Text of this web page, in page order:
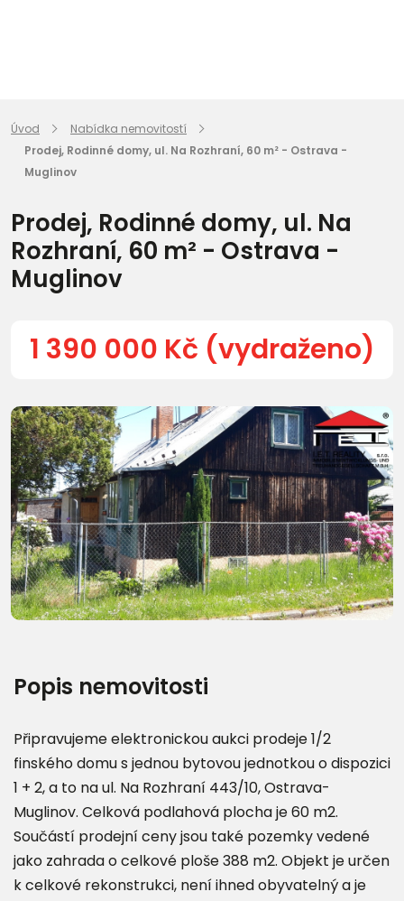
Úvod
Nabídka nemovitostí
Prodej, Rodinné domy, ul. Na Rozhraní, 60 m² - Ostrava -
Muglinov
Prodej, Rodinné domy, ul. Na
Rozhraní, 60 m² - Ostrava -
Muglinov
1 390 000 Kč (vydraženo)
Další fotografie (8)
Popis nemovitosti
Připravujeme elektronickou aukci prodeje 1/2
finského domu s jednou bytovou jednotkou o dispozici
1 + 2, a to na ul. Na Rozhraní 443/10, Ostrava-
Muglinov. Celková podlahová plocha je 60 m2.
Součástí prodejní ceny jsou také pozemky vedené
jako zahrada o celkové ploše 388 m2. Objekt je určen
k celkové rekonstrukci, není ihned obyvatelný a je